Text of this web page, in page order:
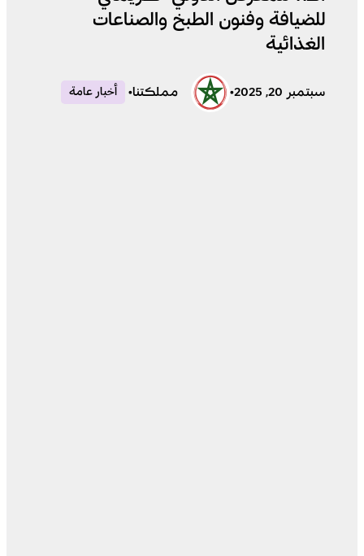
للضيافة وفنون الطبخ والصناعات
الغذائية
سبتمبر 20, 2025 • مملكتنا• أخبار عامة